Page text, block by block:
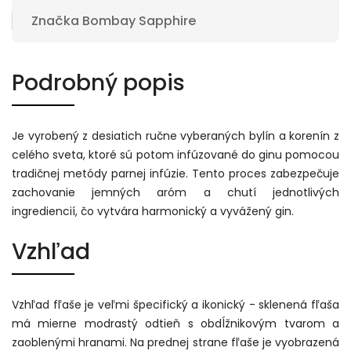
Značka Bombay Sapphire
Podrobný popis
Je vyrobený z desiatich ručne vyberaných bylín a korenín z
celého sveta, ktoré sú potom infúzované do ginu pomocou
tradičnej metódy parnej infúzie. Tento proces zabezpečuje
zachovanie jemných aróm a chutí jednotlivých
ingrediencií, čo vytvára harmonický a vyvážený gin.
Vzhľad
Vzhľad fľaše je veľmi špecifický a ikonický - sklenená fľaša
má mierne modrastý odtieň s obdĺžnikovým tvarom a
zaoblenými hranami. Na prednej strane fľaše je vyobrazená